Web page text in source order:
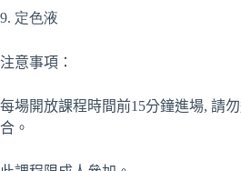
9. 定色液
注意事項：
每場開放課程時間前15分鐘進場, 請
合。